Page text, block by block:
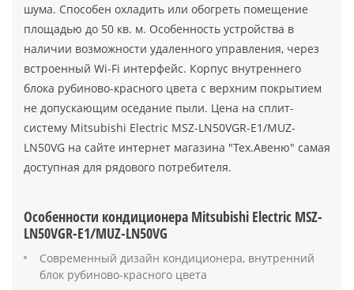
шума. Способен охладить или обогреть помещение
площадью до 50 кв. м. Особенность устройства в
наличии возможности удаленного управления, через
встроенный Wi-Fi интерфейс. Корпус внутреннего
блока рубиново-красного цвета с верхним покрытием
не допускающим оседание пыли. Цена на сплит-
систему Mitsubishi Electric MSZ-LN50VGR-E1/MUZ-
LN50VG на сайте интернет магазина "Тех.Авеню" самая
доступная для рядового потребителя.
Особенности кондиционера Mitsubishi Electric MSZ-
LN50VGR-E1/MUZ-LN50VG
Современный дизайн кондиционера, внутренний
блок рубиново-красного цвета